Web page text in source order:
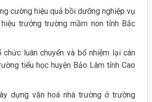
cường hiệu quả bồi dưỡng nghiệp vụ
trưởng trường mầm non tỉnh Bắc
chức luân chuyển và bổ nhiệm lại cán
tiểu học huyện Bảo Lâm tỉnh Cao
dựng văn hoá nhà trường ở trường